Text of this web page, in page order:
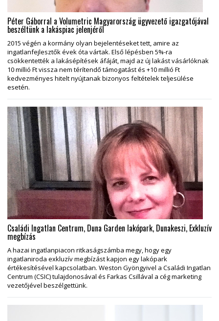
Péter Gáborral a Volumetric Magyarország ügyvezető igazgatójával
beszéltünk a lakáspiac jelenjéről
2015 végén a kormány olyan bejelentéseket tett, amire az
ingatlanfejlesztők évek óta vártak. Első lépésben 5%-ra
csökkentették a lakásépítések áfáját, majd az új lakást vásárlóknak
10 millió Ft vissza nem térítendő támogatást és +10 millió Ft
kedvezményes hitelt nyújtanak bizonyos feltételek teljesülése
esetén.
Családi Ingatlan Centrum, Duna Garden lakópark, Dunakeszi, Exkluzív
megbízás
A hazai ingatlanpiacon ritkaságszámba megy, hogy egy
ingatlaniroda exkluzív megbízást kapjon egy lakópark
értékesítésével kapcsolatban. Weston Gyöngyivel a Családi Ingatlan
Centrum (CSIC) tulajdonosával és Farkas Csillával a cég marketing
vezetőjével beszélgettünk.